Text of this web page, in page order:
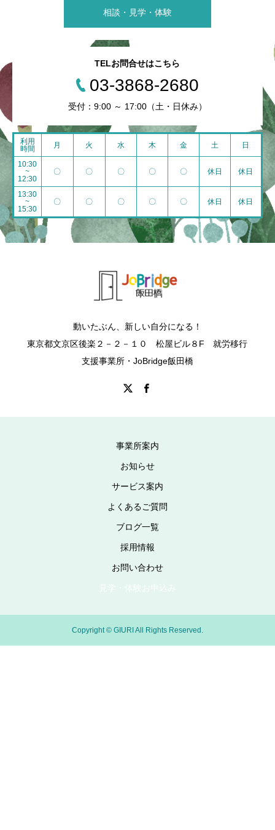
相談・見学・体験
TELお問合せはこちら
03-3868-2680
受付：9:00 ～ 17:00（土・日休み）
利用
時間
月 火 水 木 金 土 日
10:30
~
12:30
〇 〇 〇 〇 〇 休日 休日
13:30
~
15:30
〇 〇 〇 〇 〇 休日 休日
動いたぶん、新しい自分になる！
東京都文京区後楽２－２－１０ 松屋ビル８F 就労移行
支援事業所・JoBridge飯田橋
事業所案内
お知らせ
サービス案内
よくあるご質問
ブログ一覧
採用情報
お問い合わせ
見学・体験お申込み
Copyright © GIURI All Rights Reserved.